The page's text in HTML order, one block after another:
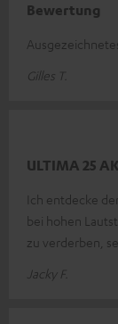
Bewertung
Gilles T.
ULTIMA 25
Ich entdecke
bei hohen
zu verderben,
Jacky F.